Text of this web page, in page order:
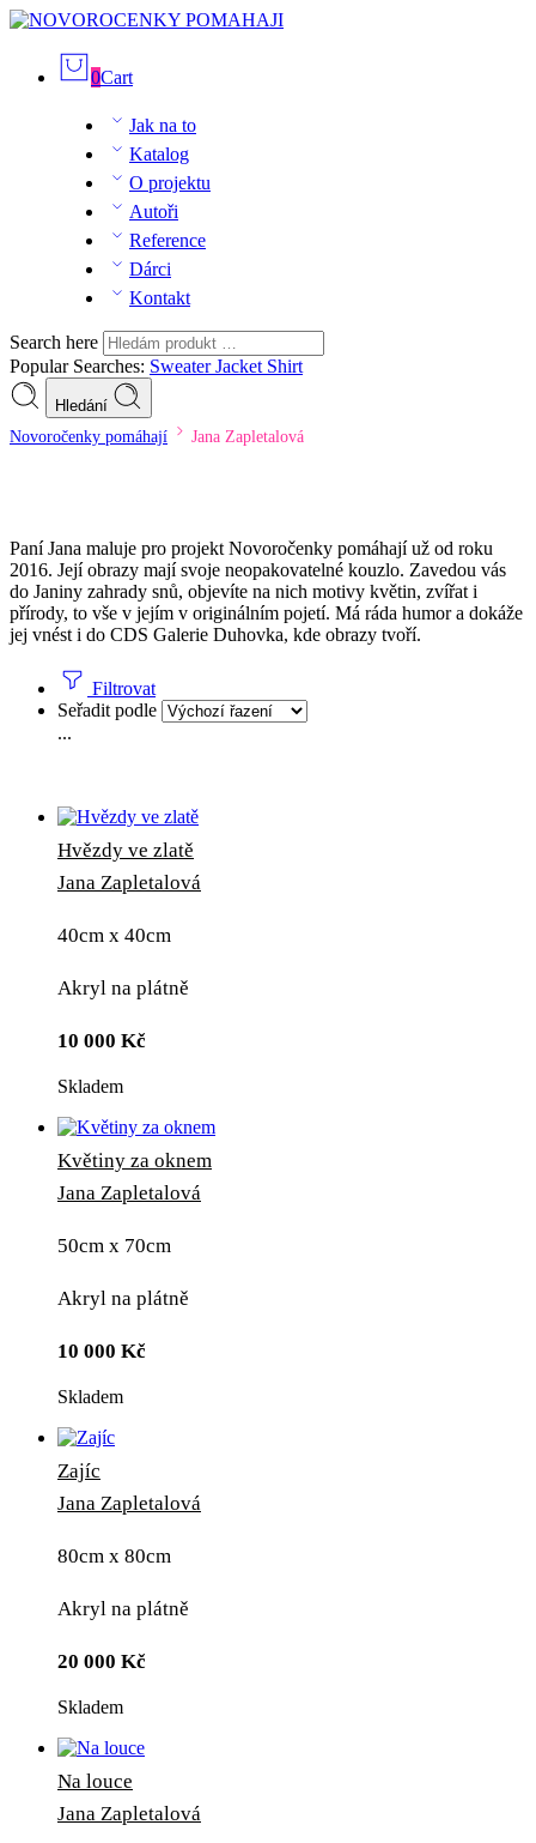
0Cart
Jak na to
Katalog
O projektu
Autoři
Reference
Dárci
Kontakt
Search here
Popular Searches: SweaterJacket Shirt
Hledání
Novoročenky pomáhají Jana Zapletalová
Paní Jana maluje pro projekt Novoročenky pomáhají už od roku
2016. Její obrazy mají svoje neopakovatelné kouzlo. Zavedou vás
do Janiny zahrady snů, objevíte na nich motivy květin, zvířat i
přírody, to vše v jejím v originálním pojetí. Má ráda humor a dokáže
jej vnést i do CDS Galerie Duhovka, kde obrazy tvoří.
Filtrovat
Seřadit podle
...
Hvězdy ve zlatě
Jana Zapletalová
40cm x 40cm
Akryl na plátně
10 000 Kč
Skladem
Květiny za oknem
Jana Zapletalová
50cm x 70cm
Akryl na plátně
10 000 Kč
Skladem
Zajíc
Jana Zapletalová
80cm x 80cm
Akryl na plátně
20 000 Kč
Skladem
Na louce
Jana Zapletalová